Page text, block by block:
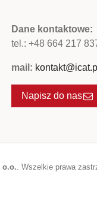
Dane kontaktowe:
tel.: +48 664 217
mail: kontakt@icat.pl
Napisz do nas
o.o.. Wszelkie prawa